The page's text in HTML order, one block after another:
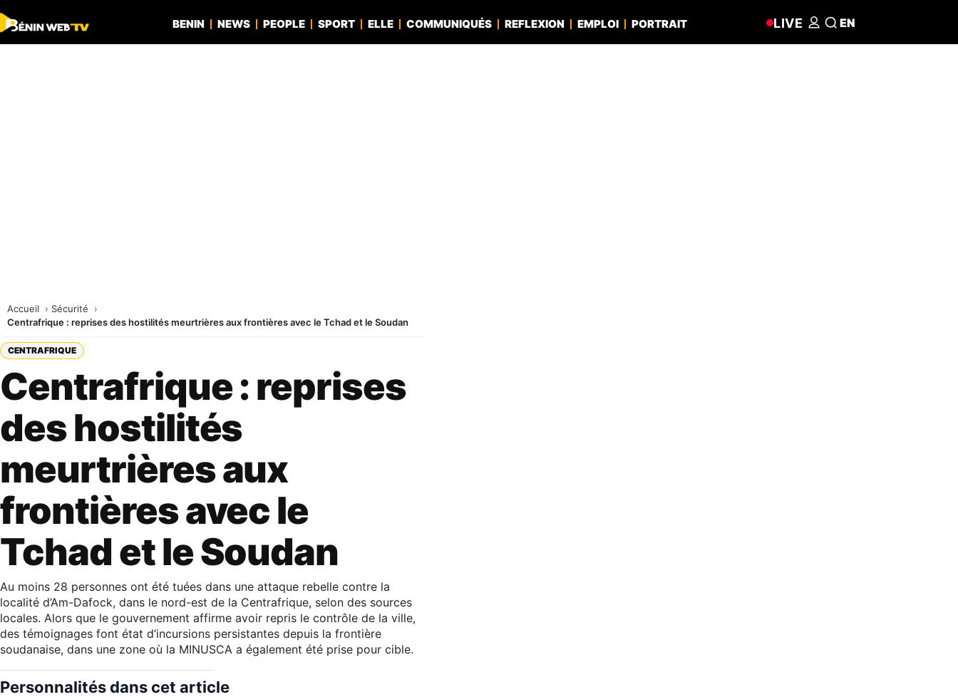
BENIN NEWS PEOPLE SPORT ELLE COMMUNIQUÉS REFLEXION EMPLOI PORTRAIT LIVE EN
Accueil
Sécurité
Centrafrique : reprises des hostilités meurtrières aux frontières avec le Tchad et le Soudan
CENTRAFRIQUE
Centrafrique : reprises
des hostilités
meurtrières aux
frontières avec le
Tchad et le Soudan
Au moins 28 personnes ont été tuées dans une attaque rebelle contre la
localité d’Am-Dafock, dans le nord-est de la Centrafrique, selon des sources
locales. Alors que le gouvernement affirme avoir repris le contrôle de la ville,
des témoignages font état d’incursions persistantes depuis la frontière
soudanaise, dans une zone où la MINUSCA a également été prise pour cible.
Personnalités dans cet article